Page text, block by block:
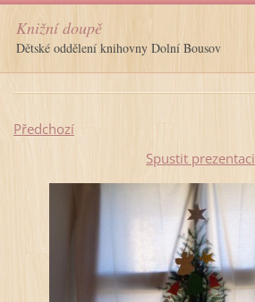
Knižní doupě
Dětské oddělení knihovny Dolní Bousov
Předchozí
Spustit prezentaci